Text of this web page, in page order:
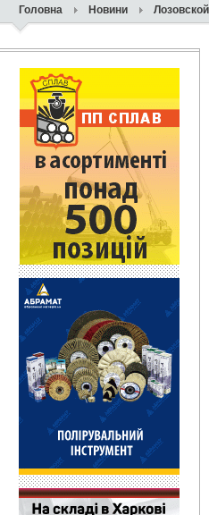
Головна Новини